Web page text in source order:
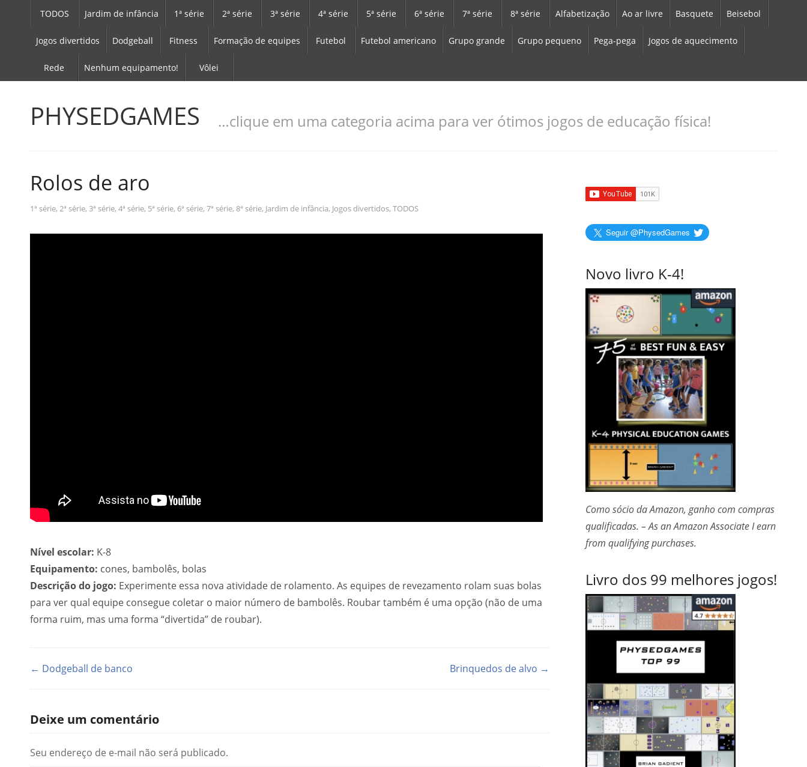
TODOS Jardim de infância 1ª série 2ª série 3ª série 4ª série 5ª série 6ª série 7ª série 8ª série Alfabetização Ao ar livre Basquete Beisebol
Jogos divertidos Dodgeball Fitness Formação de equipes Futebol Futebol americano Grupo grande Grupo pequeno Pega-pega Jogos de aquecimento
Rede Nenhum equipamento! Vôlei
PHYSEDGAMES …clique em uma categoria acima para ver ótimos jogos de educação física!
Rolos de aro
1ª série, 2ª série, 3ª série, 4ª série, 5ª série, 6ª série, 7ª série, 8ª série, Jardim de infância, Jogos divertidos, TODOS
Nível escolar: K-8
Equipamento: cones, bambolês, bolas
Descrição do jogo: Experimente essa nova atividade de rolamento. As equipes de revezamento rolam suas bolas
para ver qual equipe consegue coletar o maior número de bambolês. Roubar também é uma opção (não de uma
forma ruim, mas uma forma “divertida” de roubar).
← Dodgeball de banco Brinquedos de alvo →
Deixe um comentário
Seu endereço de e-mail não será publicado.
Seguir @PhysedGames
Novo livro K-4!
Como sócio da Amazon, ganho com compras
qualificadas. – As an Amazon Associate I earn
from qualifying purchases.
Livro dos 99 melhores jogos!